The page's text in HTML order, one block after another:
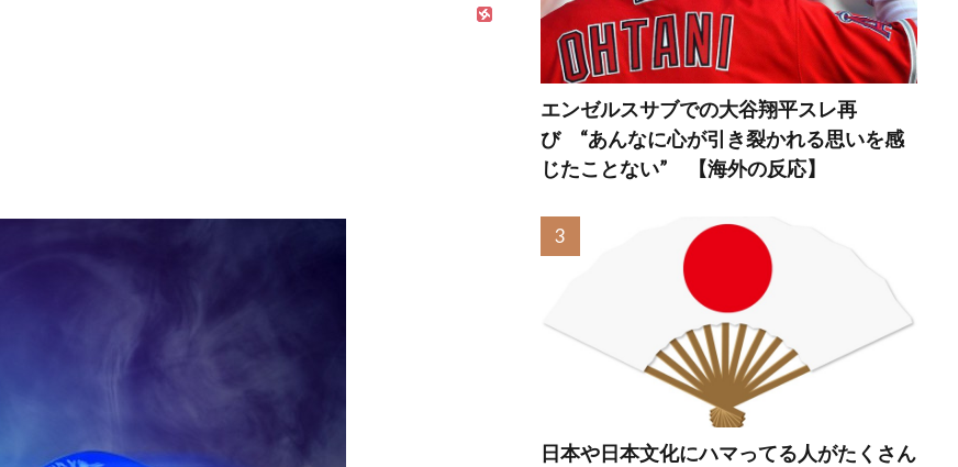
エンゼルスサブでの大谷翔平スレ再
び “あんなに心が引き裂かれる思いを感
じたことない” 【海外の反応】
日本や日本文化にハマってる人がたくさん